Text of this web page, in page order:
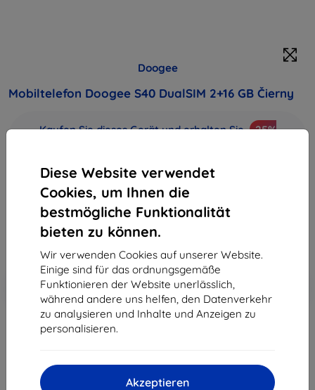
Diese Website verwendet
Cookies, um Ihnen die
bestmögliche Funktionalität
bieten zu können.
Wir verwenden Cookies auf unserer Website.
Einige sind für das ordnungsgemäße
Funktionieren der Website unerlässlich,
während andere uns helfen, den Datenverkehr
zu analysieren und Inhalte und Anzeigen zu
personalisieren.
Akzeptieren
Doogee
Mobiltelefon Doogee S40 DualSIM 2+16 GB Čierny
Kaufen Sie dieses Gerät und erhalten Sie
25%
Produktbeschreibung
120,90 €
108,81 €
-10%
Rabatt mit Gutschein
EXTRA10
Warenkorb
ausverkauft